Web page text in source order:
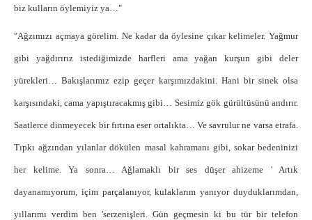
biz kulların öylemiyiz ya…"
"Ağzımızı açmaya görelim. Ne kadar da öylesine çıkar kelimeler. Yağmur
gibi yağdırırız istediğimizde harfleri ama yağan kurşun gibi deler
yürekleri… Bakışlarımız ezip geçer karşımızdakini. Hani bir sinek olsa
karşısındaki, cama yapıştıracakmış gibi… Sesimiz gök gürültüsünü andırır.
Saatlerce dinmeyecek bir fırtına eser ortalıkta… Ve savrulur ne varsa etrafa.
Tıpkı ağzından yılanlar dökülen masal kahramanı gibi, sokar bedeninizi
her kelime. Ya sonra… Ağlamaklı bir ses düşer ahizeme ' Artık
dayanamıyorum, içim parçalanıyor, kulaklarım yanıyor duyduklarımdan,
yıllarımı verdim ben 'serzenişleri. Gün geçmesin ki bu tür bir telefon